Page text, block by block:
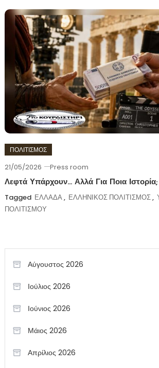
ΠΟΛΙΤΙΣΜΟΣ
21/05/2026 Press room
Λεφτά Υπάρχουν… Αλλά Για Ποια Ιστορία;
Tagged ΕΛΛΑΔΑ, ΕΛΛΗΝΙΚΟΣ ΠΟΛΙΤΙΣΜΟΣ,
ΠΟΛΙΤΙΣΜΟΥ
Αύγουστος 2026
Ιούλιος 2026
Ιούνιος 2026
Μάιος 2026
Απρίλιος 2026